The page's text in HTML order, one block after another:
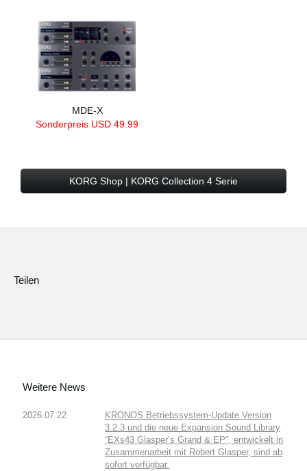
MDE-X
Sonderpreis USD 49.99
KORG Shop | KORG Collection 4 Serie
Teilen
Weitere News
2026.07.22
KRONOS Betriebssystem-Update Version
3.2.3 und die neue Expansion Sound Library
“EXs43 Glasper’s Grand & EP”, entwickelt in
Zusammenarbeit mit Robert Glasper, sind ab
sofort verfügbar.